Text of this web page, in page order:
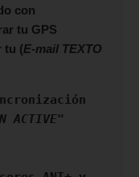
con
tu GPS
tu (E-mail TEXTO
ACTIVE"